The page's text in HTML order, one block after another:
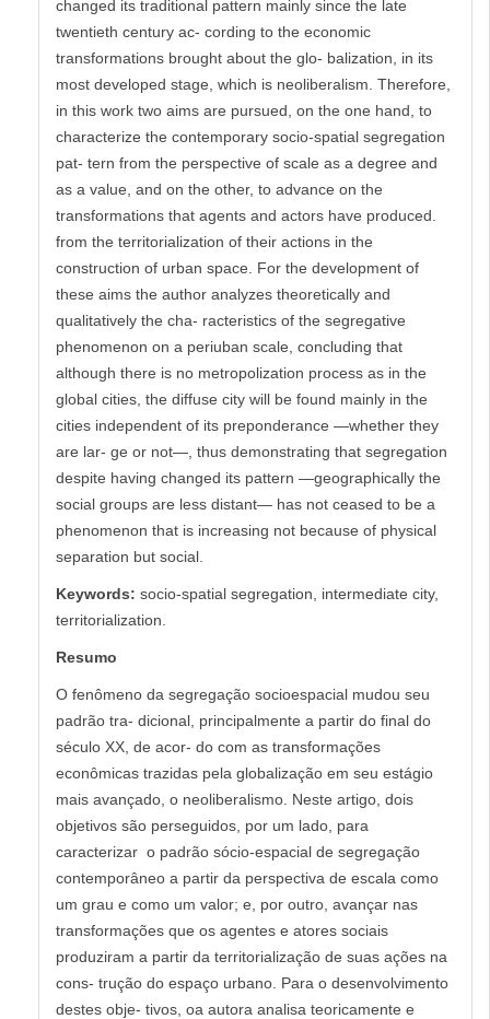
changed its traditional pattern mainly since the late
twentieth century ac- cording to the economic
transformations brought about the glo- balization, in its
most developed stage, which is neoliberalism. Therefore,
in this work two aims are pursued, on the one hand, to
characterize the contemporary socio-spatial segregation
pat- tern from the perspective of scale as a degree and
as a value, and on the other, to advance on the
transformations that agents and actors have produced.
from the territorialization of their actions in the
construction of urban space. For the development of
these aims the author analyzes theoretically and
qualitatively the cha- racteristics of the segregative
phenomenon on a periuban scale, concluding that
although there is no metropolization process as in the
global cities, the diffuse city will be found mainly in the
cities independent of its preponderance —whether they
are lar- ge or not—, thus demonstrating that segregation
despite having changed its pattern —geographically the
social groups are less distant— has not ceased to be a
phenomenon that is increasing not because of physical
separation but social.
Keywords: socio-spatial segregation, intermediate city,
territorialization.
Resumo
O fenômeno da segregação socioespacial mudou seu
padrão tra- dicional, principalmente a partir do final do
século XX, de acor- do com as transformações
econômicas trazidas pela globalização em seu estágio
mais avançado, o neoliberalismo. Neste artigo, dois
objetivos são perseguidos, por um lado, para
caracterizar o padrão sócio-espacial de segregação
contemporâneo a partir da perspectiva de escala como
um grau e como um valor; e, por outro, avançar nas
transformações que os agentes e atores sociais
produziram a partir da territorialização de suas ações na
cons- trução do espaço urbano. Para o desenvolvimento
destes obje- tivos, oa autora analisa teoricamente e